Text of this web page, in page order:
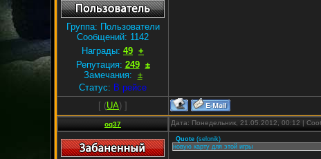
Группа: Пользователи
Сообщений: 1142
Награды: 49 +
Репутация: 249 ±
Замечания: ±
Статус: В рейсе
[ (UA) ]
oq37 Дата: Понедельник, 21.05.2012, 00:12 |
Quote (selonik)
новую карту для этой игры